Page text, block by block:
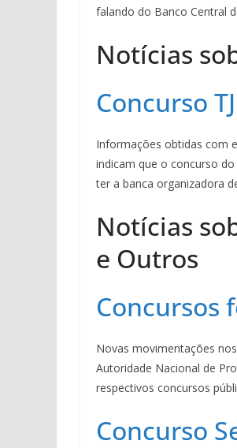
falando do Banco Central
Notícias
Concurso
Informações obtidas com
indicam que o concurso
ter a banca organizadora
Notícias
e Outros
Concursos
Novas movimentações
Autoridade Nacional de
respectivos concursos
Concurso